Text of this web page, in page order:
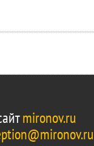
mironov.ru